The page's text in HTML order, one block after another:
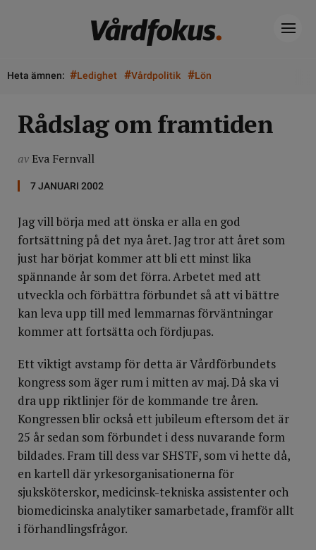
Heta ämnen: #Ledighet #Vårdpolitik #Lön
Rådslag om framtiden
av Eva Fernvall
7 JANUARI 2002
Jag vill börja med att önska er alla en god
fortsättning på det nya året. Jag tror att året som
just har börjat kommer att bli ett minst lika
spännande år som det förra. Arbetet med att
utveckla och förbättra förbundet så att vi bättre
kan leva upp till med lemmarnas förväntningar
kommer att fortsätta och fördjupas.
Ett viktigt avstamp för detta är Vårdförbundets
kongress som äger rum i mitten av maj. Då ska vi
dra upp riktlinjer för de kommande tre åren.
Kongressen blir också ett jubileum eftersom det är
25 år sedan som förbundet i dess nuvarande form
bildades. Fram till dess var SHSTF, som vi hette då,
en kartell där yrkesorganisationerna för
sjuksköterskor, medicinsk-tekniska assistenter och
biomedicinska analytiker samarbetade, framför allt
i förhandlingsfrågor.